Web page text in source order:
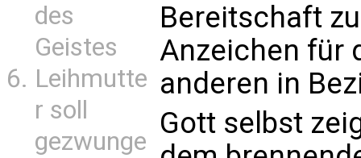
des
Geistes
Leihmutte
r soll
gezwunge
Bereitschaft
Anzeichen für
anderen in
Gott selbst